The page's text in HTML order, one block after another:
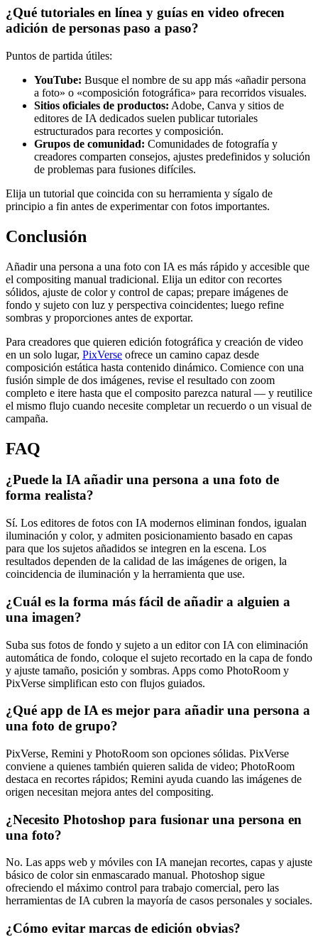
¿Qué tutoriales en línea y guías en video ofrecen
adición de personas paso a paso?
Puntos de partida útiles:
YouTube: Busque el nombre de su app más «añadir persona
a foto» o «composición fotográfica» para recorridos visuales.
Sitios oficiales de productos: Adobe, Canva y sitios de
editores de IA dedicados suelen publicar tutoriales
estructurados para recortes y composición.
Grupos de comunidad: Comunidades de fotografía y
creadores comparten consejos, ajustes predefinidos y solución
de problemas para fusiones difíciles.
Elija un tutorial que coincida con su herramienta y sígalo de
principio a fin antes de experimentar con fotos importantes.
Conclusión
Añadir una persona a una foto con IA es más rápido y accesible que
el compositing manual tradicional. Elija un editor con recortes
sólidos, ajuste de color y control de capas; prepare imágenes de
fondo y sujeto con luz y perspectiva coincidentes; luego refine
sombras y proporciones antes de exportar.
Para creadores que quieren edición fotográfica y creación de video
en un solo lugar, PixVerse ofrece un camino capaz desde
composición estática hasta contenido dinámico. Comience con una
fusión simple de dos imágenes, revise el resultado con zoom
completo e itere hasta que el composito parezca natural — y reutilice
el mismo flujo cuando necesite completar un recuerdo o un visual de
campaña.
FAQ
¿Puede la IA añadir una persona a una foto de
forma realista?
Sí. Los editores de fotos con IA modernos eliminan fondos, igualan
iluminación y color, y admiten posicionamiento basado en capas
para que los sujetos añadidos se integren en la escena. Los
resultados dependen de la calidad de las imágenes de origen, la
coincidencia de iluminación y la herramienta que use.
¿Cuál es la forma más fácil de añadir a alguien a
una imagen?
Suba sus fotos de fondo y sujeto a un editor con IA con eliminación
automática de fondo, coloque el sujeto recortado en la capa de fondo
y ajuste tamaño, posición y sombras. Apps como PhotoRoom y
PixVerse simplifican esto con flujos guiados.
¿Qué app de IA es mejor para añadir una persona a
una foto de grupo?
PixVerse, Remini y PhotoRoom son opciones sólidas. PixVerse
conviene a quienes también quieren salida de video; PhotoRoom
destaca en recortes rápidos; Remini ayuda cuando las imágenes de
origen necesitan mejora antes del compositing.
¿Necesito Photoshop para fusionar una persona en
una foto?
No. Las apps web y móviles con IA manejan recortes, capas y ajuste
básico de color sin enmascarado manual. Photoshop sigue
ofreciendo el máximo control para trabajo comercial, pero las
herramientas de IA cubren la mayoría de casos personales y sociales.
¿Cómo evitar marcas de edición obvias?